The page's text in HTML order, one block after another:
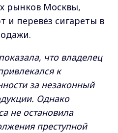
рынков Москвы,
и перевёз сигареты в
что владелец
к
за незаконный
Однако
не остановила
преступной